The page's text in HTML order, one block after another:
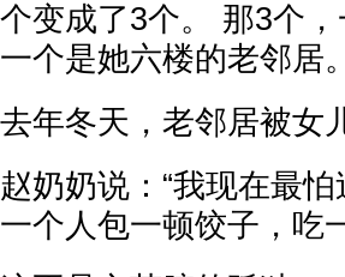
个变成了3个。 那3个
一个是她六楼的老邻居。
去年冬天，老邻居被女
赵奶奶说：“我现在最
一个人包一顿饺子，吃